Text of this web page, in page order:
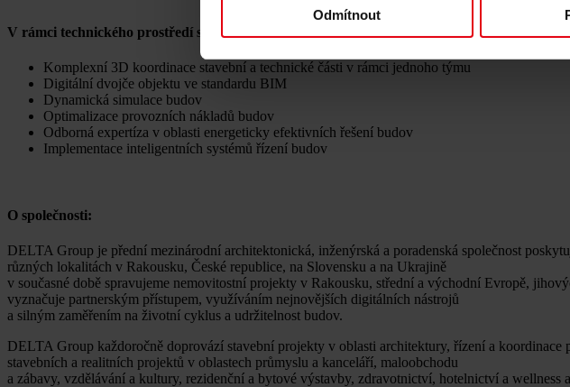
Odmítnout
V rámci technického prostředí staveb nabízíme tyto klíčové činnosti:
Komplexní 3D koordinace stavební a technické části v rámci jednoho týmu
Digitální dvojče objektu ve standardu BIM
Dynamická simulace budov
Optimalizace provozních nákladů budov
Odborná expertíza v oblasti energeticky efektivních řešení budov
Implementace inteligentních systémů řízení budov
O společnosti:
DELTA Group je přední mezinárodní architektonická, inženýrská a poradenská společnost
různých lokalitách v Rakousku, České republice, na Slovensku a na Ukrajině
v současné době spravujeme nemovitostní projekty v Rakousku, střední a východní Evropě,
vyznačuje partnerským přístupem, využíváním nejnovějších digitálních nástrojů
a silným zaměřením na životní cyklus a udržitelnost budov.
DELTA Group každoročně doprovází stavební projekty v oblasti architektury, řízení a
stavebních a realitních projektů v oblastech průmyslu a kanceláří, maloobchodu
a zábavy, vzdělávání a kultury, rezidenční a bytové výstavby, zdravotnictví, hotelnictví a wellness